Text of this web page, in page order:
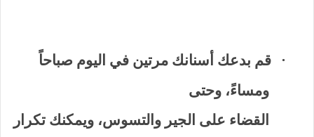
·
قم بدعك أسنانك مرتين في اليوم صباحاً
ومساءً، وحتى
القضاء على الجير والتسوس، ويمكنك تكرار